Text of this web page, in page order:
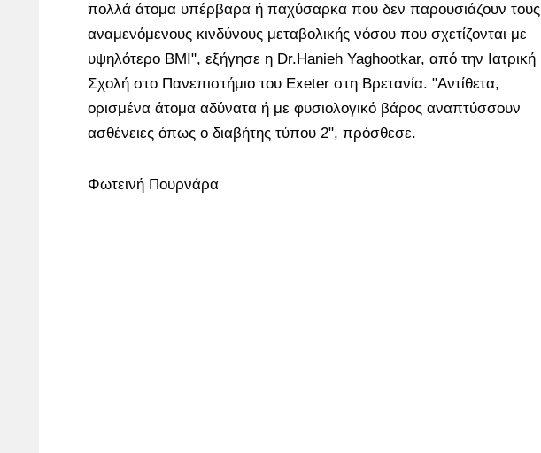
πολλά άτομα υπέρβαρα ή παχύσαρκα που δεν παρουσιάζουν τους
αναμενόμενους κινδύνους μεταβολικής νόσου που σχετίζονται με
υψηλότερο ΒΜΙ", εξήγησε η Dr.Hanieh Yaghootkar, από την Ιατρική
Σχολή στο Πανεπιστήμιο του Exeter στη Βρετανία. "Αντίθετα,
ορισμένα άτομα αδύνατα ή με φυσιολογικό βάρος αναπτύσσουν
ασθένειες όπως ο διαβήτης τύπου 2", πρόσθεσε.
Φωτεινή Πουρνάρα